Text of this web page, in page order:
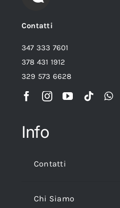
Contatti
347 333 7601
378 431 1912
329 573 6628
Info
Contatti
Chi Siamo